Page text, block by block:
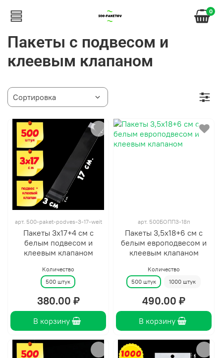
0
Пакеты с подвесом и
клеевым клапаном
арт. 500-paket-podves-3-17-weit
Пакеты 3х17+4 см с
белым подвесом и
клеевым клапаном
Количество
500 штук
380.00 ₽
В корзину
арт. 500БОПП3-18п
Пакеты 3,5х18+6 см с
белым европодвесом и
клеевым клапаном
Количество
500 штук
1000 штук
490.00 ₽
В корзину